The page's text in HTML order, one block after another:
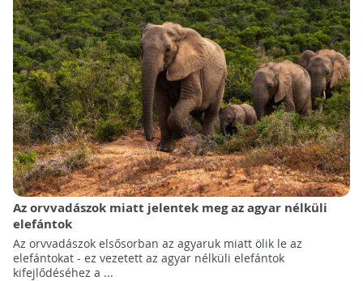
Az orvvadászok miatt jelentek meg az agyar nélküli
elefántok
Az orvvadászok elsősorban az agyaruk miatt ölik le az
elefántokat - ez vezetett az agyar nélküli elefántok
kifejlődéséhez a ...